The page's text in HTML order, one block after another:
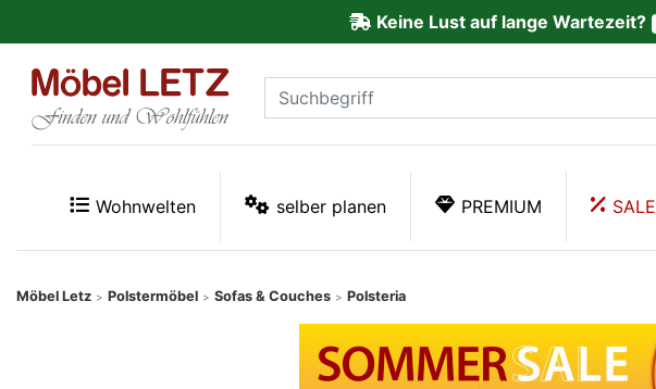
Keine Lust auf lange Wartezeit?
Wohnwelten selber planen PREMIUM SALE
Möbel Letz > Polstermöbel > Sofas & Couches > Polsteria
Kundenmeinungen
PREMIUM
Schnell